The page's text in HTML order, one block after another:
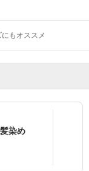
にもオススメ
染め